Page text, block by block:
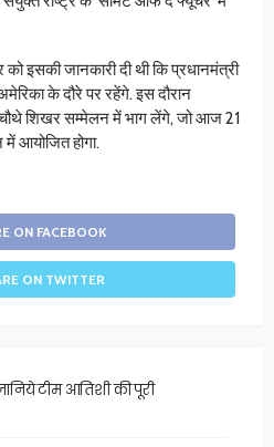
इसकी जानकारी दी थी कि प्रधानमंत्री
के दौरे पर रहेंगे. इस दौरान
चौथे शिखर सम्मेलन में भाग लेंगे, जो आज 21
आयोजित होगा.
ON FACEBOOK
ON TWITTER
टीम आतिशी की पूरी